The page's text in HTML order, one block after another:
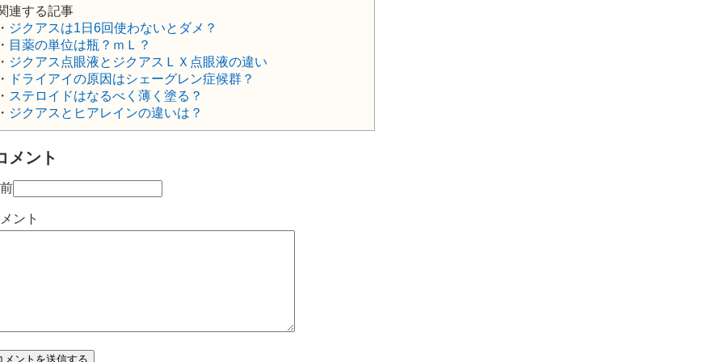
連する記事
ジクアスは1日6回使わないとダメ？
目薬の単位は瓶？ｍＬ？
ジクアス点眼液とジクアスＬＸ点眼液の違い
ドライアイの原因はシェーグレン症候群？
ステロイドはなるべく薄く塗る？
ジクアスとヒアレインの違いは？
メント
ント